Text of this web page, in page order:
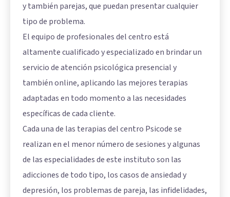
y también parejas, que puedan presentar cualquier
tipo de problema.
El equipo de profesionales del centro está
altamente cualificado y especializado en brindar un
servicio de atención psicológica presencial y
también online, aplicando las mejores terapias
adaptadas en todo momento a las necesidades
específicas de cada cliente.
Cada una de las terapias del centro Psicode se
realizan en el menor número de sesiones y algunas
de las especialidades de este instituto son las
adicciones de todo tipo, los casos de ansiedad y
depresión, los problemas de pareja, las infidelidades,